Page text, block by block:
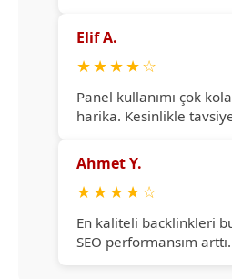
Elif A.
★★★★☆
Panel kullanımı çok
harika. Kesinlikle
Ahmet Y.
★★★★☆
En kaliteli backlinkleri
SEO performansım arttı.